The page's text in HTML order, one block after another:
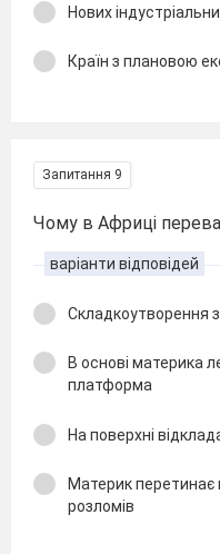
Нових
Країн з плановою
Запитання 9
Чому в Африці
варіанти відповідей
Складкоутворення
В основі материка
платформа
На поверхні
Материк перетинає
розломів